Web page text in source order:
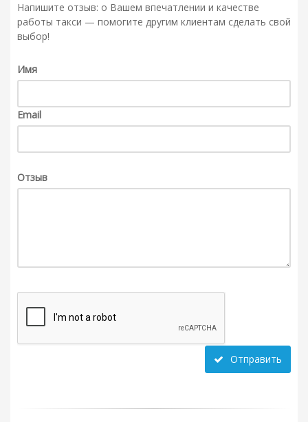
Напишите отзыв: о Вашем впечатлении и качестве
работы такси — помогите другим клиентам сделать свой
выбор!
Имя
Email
Отзыв
Отправить